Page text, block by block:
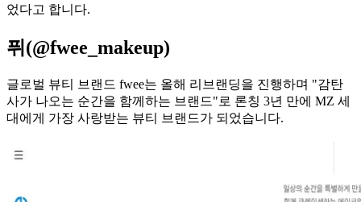
었다고 합니다.
퓌(@fwee_makeup)
글로벌 뷰티 브랜드 fwee는 올해 리브랜딩을 진행하며 "감탄
사가 나오는 순간을 함께하는 브랜드"로 론칭 3년 만에 MZ 세
대에게 가장 사랑받는 뷰티 브랜드가 되었습니다.